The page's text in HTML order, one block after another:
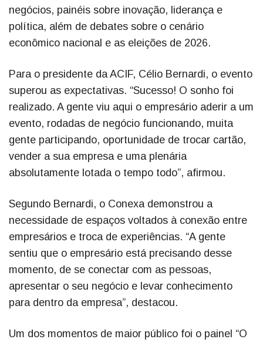
negócios, painéis sobre inovação, liderança e
política, além de debates sobre o cenário
econômico nacional e as eleições de 2026.
Para o presidente da ACIF, Célio Bernardi, o evento
superou as expectativas. “Sucesso! O sonho foi
realizado. A gente viu aqui o empresário aderir a um
evento, rodadas de negócio funcionando, muita
gente participando, oportunidade de trocar cartão,
vender a sua empresa e uma plenária
absolutamente lotada o tempo todo”, afirmou.
Segundo Bernardi, o Conexa demonstrou a
necessidade de espaços voltados à conexão entre
empresários e troca de experiências. “A gente
sentiu que o empresário está precisando desse
momento, de se conectar com as pessoas,
apresentar o seu negócio e levar conhecimento
para dentro da empresa”, destacou.
Um dos momentos de maior público foi o painel “O